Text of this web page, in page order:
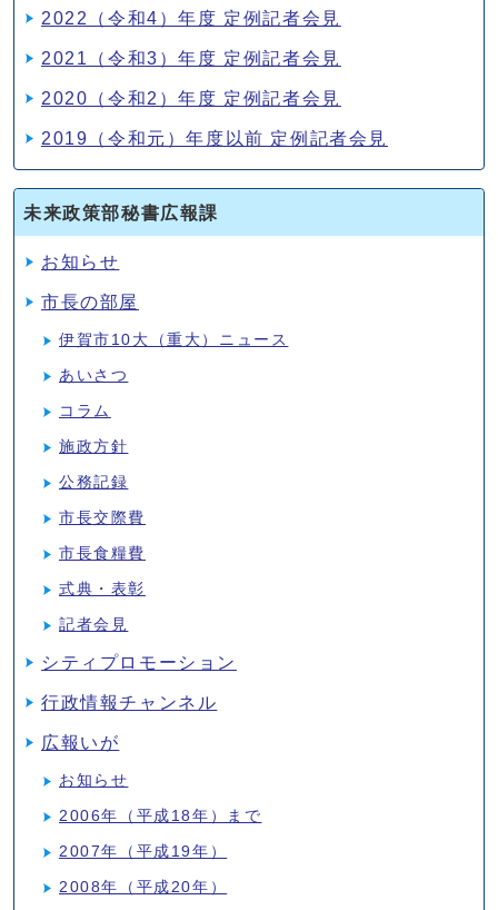
2022（令和4）年度 定例記者会見
2021（令和3）年度 定例記者会見
2020（令和2）年度 定例記者会見
2019（令和元）年度以前 定例記者会見
未来政策部秘書広報課
お知らせ
市長の部屋
伊賀市10大（重大）ニュース
あいさつ
コラム
施政方針
公務記録
市長交際費
市長食糧費
式典・表彰
記者会見
シティプロモーション
行政情報チャンネル
広報いが
お知らせ
2006年（平成18年）まで
2007年（平成19年）
2008年（平成20年）